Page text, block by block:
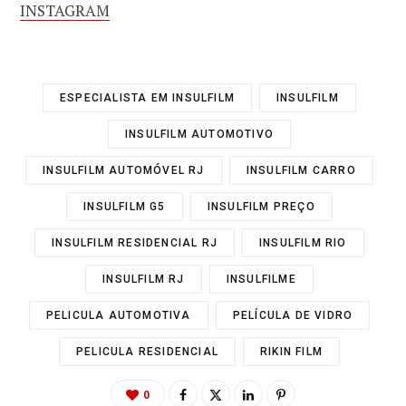
INSTAGRAM
ESPECIALISTA EM INSULFILM INSULFILM
INSULFILM AUTOMOTIVO
INSULFILM AUTOMÓVEL RJ INSULFILM CARRO
INSULFILM G5 INSULFILM PREÇO
INSULFILM RESIDENCIAL RJ INSULFILM RIO
INSULFILM RJ INSULFILME
PELICULA AUTOMOTIVA PELÍCULA DE VIDRO
PELICULA RESIDENCIAL RIKIN FILM
0